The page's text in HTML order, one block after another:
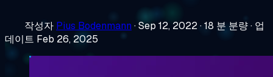
작성자 Pius Bodenmann ·Sep 12, 2022·18 분 분량· 업
데이트 Feb 26, 2025